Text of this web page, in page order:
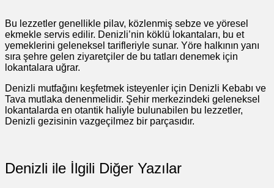
Bu lezzetler genellikle pilav, közlenmiş sebze ve yöresel
ekmekle servis edilir. Denizli’nin köklü lokantaları, bu et
yemeklerini geleneksel tarifleriyle sunar. Yöre halkının yanı
sıra şehre gelen ziyaretçiler de bu tatları denemek için
lokantalara uğrar.
Denizli mutfağını keşfetmek isteyenler için Denizli Kebabı ve
Tava mutlaka denenmelidir. Şehir merkezindeki geleneksel
lokantalarda en otantik haliyle bulunabilen bu lezzetler,
Denizli gezisinin vazgeçilmez bir parçasıdır.
Denizli ile İlgili Diğer Yazılar